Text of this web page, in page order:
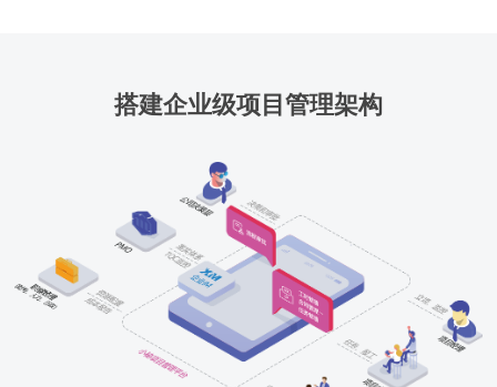
搭建企业级项目管理架构